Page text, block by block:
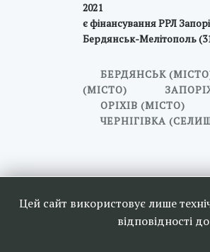
2021
є фінансування РРЛ
Бердянськ-Мелітополь
БЕРДЯНСЬК
(МІСТО)
ОРІХІВ (МІСТО)
ЧЕРНІГІВКА
Цей сайт використовує лише
відповідності